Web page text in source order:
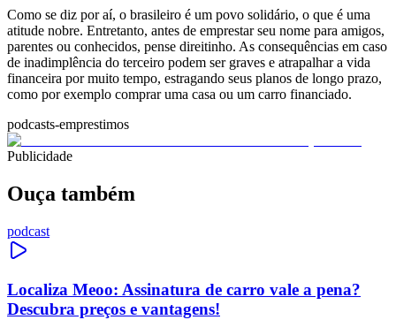
Como se diz por aí, o brasileiro é um povo solidário, o que é uma
atitude nobre. Entretanto, antes de emprestar seu nome para amigos,
parentes ou conhecidos, pense direitinho. As consequências em caso
de inadimplência do terceiro podem ser graves e atrapalhar a vida
financeira por muito tempo, estragando seus planos de longo prazo,
como por exemplo comprar uma casa ou um carro financiado.
podcasts-emprestimos
Publicidade
Ouça também
podcast
Localiza Meoo: Assinatura de carro vale a pena?
Descubra preços e vantagens!